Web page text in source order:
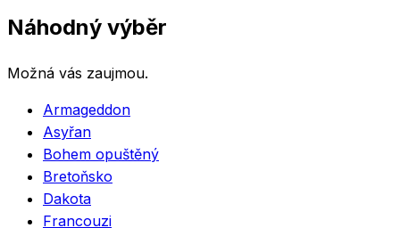
Náhodný výběr
Možná vás zaujmou.
Armageddon
Asyřan
Bohem opuštěný
Bretoňsko
Dakota
Francouzi